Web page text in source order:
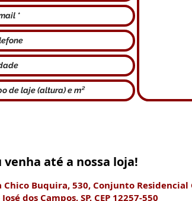
venha até a nossa loja!
Chico Buquira, 530, Conjunto Residencial
José dos Campos, SP, CEP 12257-550